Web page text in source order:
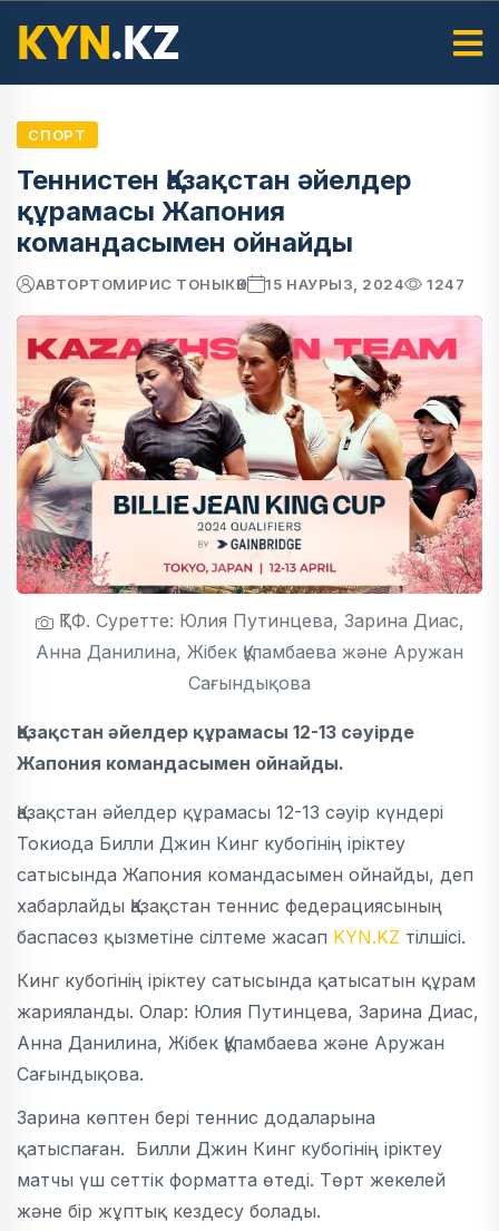
СПОРТ
Теннистен Қазақстан әйелдер
құрамасы Жапония
командасымен ойнайды
АВТОРТОМИРИС ТОНЫКӨК 15 НАУРЫЗ, 2024 1247
ҚТФ. Суретте: Юлия Путинцева, Зарина Диас,
Анна Данилина, Жібек Құламбаева және Аружан
Сағындықова
Қазақстан әйелдер құрамасы 12-13 сәуірде
Жапония командасымен ойнайды.
Қазақстан әйелдер құрамасы 12-13 сәуір күндері
Токиода Билли Джин Кинг кубогінің іріктеу
сатысында Жапония командасымен ойнайды, деп
хабарлайды Қазақстан теннис федерациясының
баспасөз қызметіне сілтеме жасап KYN.KZ тілшісі.
Кинг кубогінің іріктеу сатысында қатысатын құрам
жарияланды. Олар: Юлия Путинцева, Зарина Диас,
Анна Данилина, Жібек Құламбаева және Аружан
Сағындықова.
Зарина көптен бері теннис додаларына
қатыспаған. Билли Джин Кинг кубогінің іріктеу
матчы үш сеттік форматта өтеді. Төрт жекелей
және бір жұптық кездесу болады.